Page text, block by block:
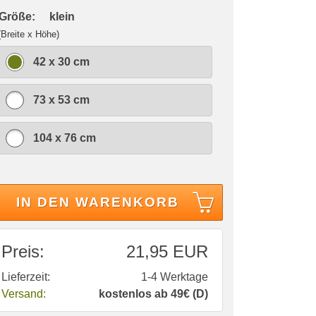
klein
x Höhe)
42 x 30 cm
73 x 53 cm
104 x 76 cm
IN DEN WARENKORB
Preis: 21,95 EUR
Lieferzeit:
1-4 Werktage
Versand:
kostenlos ab 49€ (D)